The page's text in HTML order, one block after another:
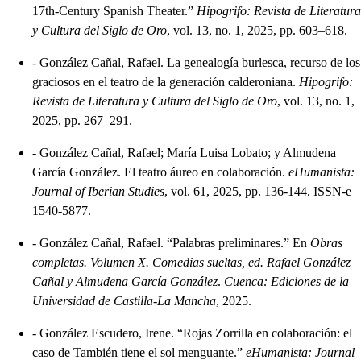
17th-Century Spanish Theater.” Hipogrifo: Revista de Literatura
y Cultura del Siglo de Oro, vol. 13, no. 1, 2025, pp. 603–618.
- González Cañal, Rafael. La genealogía burlesca, recurso de los
graciosos en el teatro de la generación calderoniana. Hipogrifo:
Revista de Literatura y Cultura del Siglo de Oro, vol. 13, no. 1,
2025, pp. 267–291.
- González Cañal, Rafael; María Luisa Lobato; y Almudena
García González. El teatro áureo en colaboración. eHumanista:
Journal of Iberian Studies, vol. 61, 2025, pp. 136-144. ISSN-e
1540-5877.
- González Cañal, Rafael. “Palabras preliminares.” En Obras
completas. Volumen X. Comedias sueltas, ed. Rafael González
Cañal y Almudena García González. Cuenca: Ediciones de la
Universidad de Castilla-La Mancha, 2025.
- González Escudero, Irene. “Rojas Zorrilla en colaboración: el
caso de También tiene el sol menguante.” eHumanista: Journal